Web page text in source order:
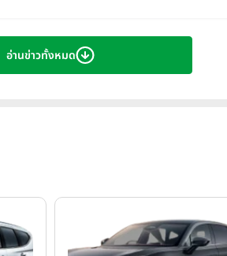
อ่านข่าวทั้งหมด